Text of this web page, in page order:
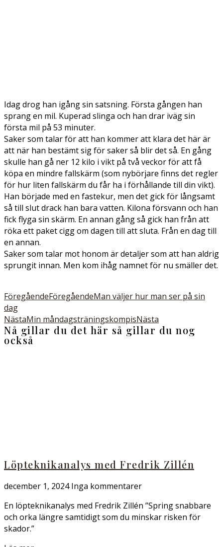
Idag drog han igång sin satsning. Första gången han
sprang en mil. Kuperad slinga och han drar iväg sin
första mil på 53 minuter.
Saker som talar för att han kommer att klara det här är
att när han bestämt sig för saker så blir det så. En gång
skulle han gå ner 12 kilo i vikt på två veckor för att få
köpa en mindre fallskärm (som nybörjare finns det regler
för hur liten fallskärm du får ha i förhållande till din vikt).
Han började med en fastekur, men det gick för långsamt
så till slut drack han bara vatten. Kilona försvann och han
fick flyga sin skärm. En annan gång så gick han från att
röka ett paket cigg om dagen till att sluta. Från en dag till
en annan.
Saker som talar mot honom är detaljer som att han aldrig
sprungit innan. Men kom ihåg namnet för nu smäller det.
FöregåendeFöregåendeMan väljer hur man ser på sin
dag
NästaMin måndagsträningskompisNästa
Nå gillar du det här så gillar du nog
också
Löpteknikanalys med Fredrik Zillén
december 1, 2024Inga kommentarer
En löpteknikanalys med Fredrik Zillén ”Spring snabbare
och orka längre samtidigt som du minskar risken för
skador.”